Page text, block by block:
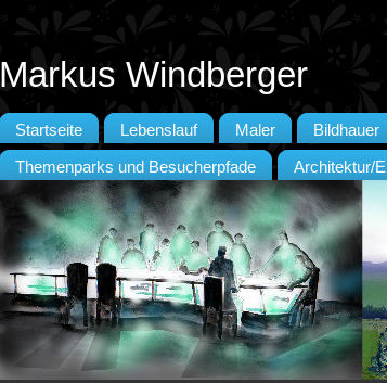
Markus Windberger
Startseite Lebenslauf Maler Bildhauer
Themenparks und Besucherpfade Architektur/